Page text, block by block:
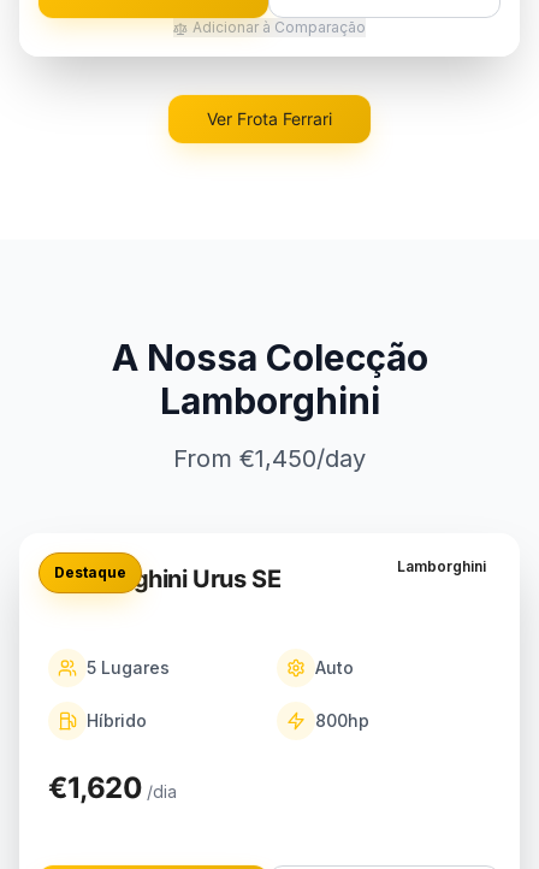
Adicionar à Comparação
Ver Frota Ferrari
A Nossa Colecção
Lamborghini
From €1,450/day
Destaque Lamborghini
Lamborghini Urus SE
5 Lugares Auto
Híbrido 800hp
€1,620 /dia